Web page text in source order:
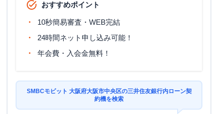
おすすめポイント
10秒簡易審査・WEB完結
24時間ネット申し込み可能！
年会費・入会金無料！
SMBCモビット 大阪府大阪市中央区の三井住友銀行内ローン契
約機を検索